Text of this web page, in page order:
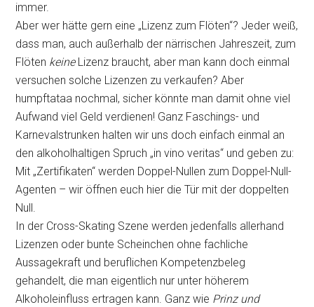
immer.
Aber wer hätte gern eine „Lizenz zum Flöten“? Jeder weiß,
dass man, auch außerhalb der närrischen Jahreszeit, zum
Flöten keineLizenz braucht, aber man kann doch einmal
versuchen solche Lizenzen zu verkaufen? Aber
humpftataa nochmal, sicher könnte man damit ohne viel
Aufwand viel Geld verdienen! Ganz Faschings- und
Karnevalstrunken halten wir uns doch einfach einmal an
den alkoholhaltigen Spruch „in vino veritas“ und geben zu:
Mit „Zertifikaten“ werden Doppel-Nullen zum Doppel-Null-
Agenten – wir öffnen euch hier die Tür mit der doppelten
Null.
In der Cross-Skating Szene werden jedenfalls allerhand
Lizenzen oder bunte Scheinchen ohne fachliche
Aussagekraft und beruflichen Kompetenzbeleg
gehandelt, die man eigentlich nur unter höherem
Alkoholeinfluss ertragen kann. Ganz wie Prinz und